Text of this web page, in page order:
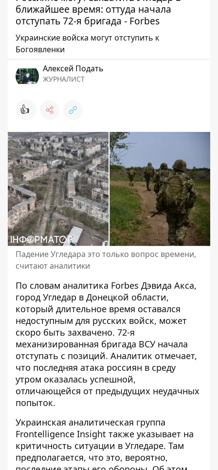
ближайшее время: оттуда начала
отступать 72-я бригада - Forbes
Украинские войска могут отступить к
Богоявленки
Алексей Подать
ЖУРНАЛИСТ
👍
Падение Угледара это только вопрос времени,
считают аналитики
По словам аналитика Forbes Дэвида Акса,
город Угледар в Донецкой области,
который длительное время оставался
недоступным для русских войск, может
скоро быть захвачено. 72-я
механизированная бригада ВСУ начала
отступать с позиций. Аналитик отмечает,
что последняя атака россиян в среду
утром оказалась успешной,
отличающейся от предыдущих неудачных
попыток.
Украинская аналитическая группа
Frontelligence Insight также указывает на
критичность ситуации в Угледаре. Там
предполагается, что это, вероятно,